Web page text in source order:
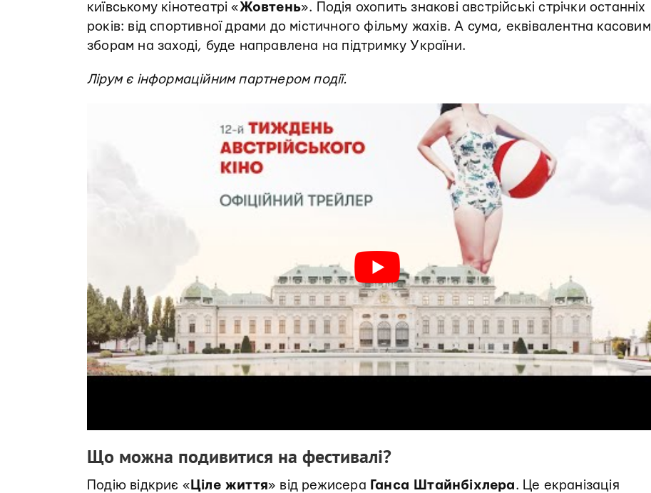
київському кінотеатрі «Жовтень». Подія охопить знакові австрійські стрічки останніх
років: від спортивної драми до містичного фільму жахів. А сума, еквівалентна касовим
зборам на заході, буде направлена на підтримку України.
Лірум є інформаційним партнером події.
Що можна подивитися на фестивалі?
Подію відкриє « Ціле життя» від режисера Ганса Штайнбіхлера. Це екранізація